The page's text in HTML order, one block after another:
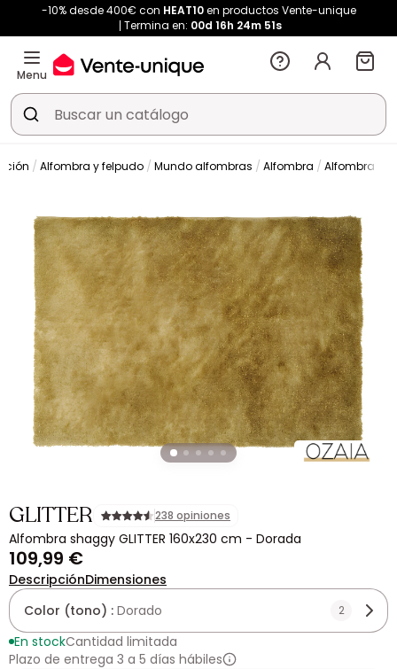
-10% desde 400€ con HEAT10en productos Vente-unique
Termina en: 00d 16h 24m 51s
Menu
Alfombra y felpudo Mundo alfombras Alfombra Alfombra de
GLITTER 238 opiniones
Alfombra shaggy GLITTER 160x230 cm - Dorada
109,99 €
DescripciónDimensiones
Color (tono) : Dorado 2
En stockCantidad limitada
Plazo de entrega 3 a 5 días hábiles